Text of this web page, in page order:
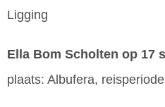
Ligging
Ella Bom Scholten op 17
plaats: Albufera,